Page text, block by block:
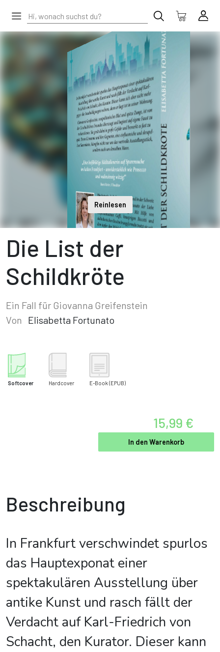
Reinlesen
Die List der
Schildkröte
Ein Fall für Giovanna Greifenstein
Von
Elisabetta Fortunato
Softcover Hardcover E-Book (EPUB)
15,99 €
In den Warenkorb
Beschreibung
In Frankfurt verschwindet spurlos
das Hauptexponat einer
spektakulären Ausstellung über
antike Kunst und rasch fällt der
Verdacht auf Karl-Friedrich von
Schacht, den Kurator. Dieser kann